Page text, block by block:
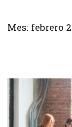
Mes: febrero